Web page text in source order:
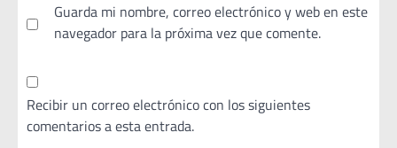
Guarda mi nombre, correo electrónico y web en este
navegador para la próxima vez que comente.
Recibir un correo electrónico con los siguientes
comentarios a esta entrada.